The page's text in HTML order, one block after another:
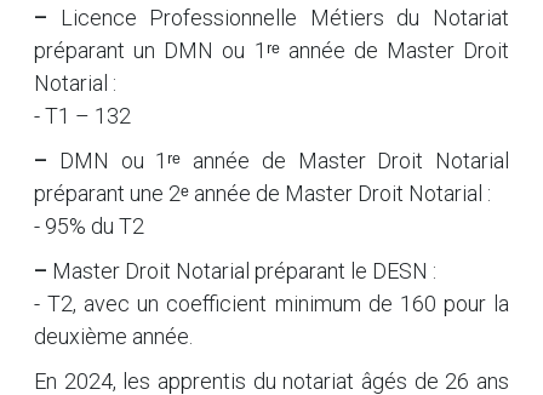
– Licence Professionnelle Métiers du Notariat
préparant un DMN ou 1ʳᵉ année de Master Droit
Notarial :
- T1 – 132
– DMN ou 1ʳᵉ année de Master Droit Notarial
préparant une 2ᵉ année de Master Droit Notarial :
- 95% du T2
– Master Droit Notarial préparant le DESN :
- T2, avec un coefficient minimum de 160 pour la
deuxième année.
En 2024, les apprentis du notariat âgés de 26 ans